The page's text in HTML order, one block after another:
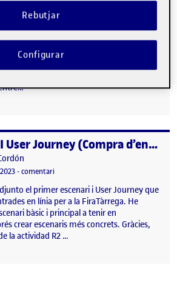
en/tickets) Bilbao BBK Live
) He considerat que són rellevants
remodelació de la pàgina web de
raons: Experiència d’usuari: Aquestes
Escenari I User Journey (Compra d’entrades en línia per a la FiraTàrrega)
publicació
-comentariel Escenari I User Journey (Compra
el primer escenari i User Journey que
en línia per a la FiraTàrrega. He
bàsic i principal a tenir en
crear escenaris més concrets. Gràcies,
la actividad R2 …
Rebutjar
Configurar